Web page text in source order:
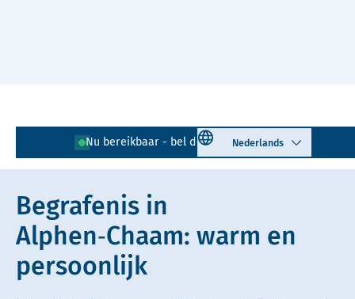
Nu bereikbaar - bel direct! 0161 - 295 741
Select language
Lees voor Uitleg woorden
Simpele tekst
Begrafenis in
Alphen‑Chaam: warm en
persoonlijk